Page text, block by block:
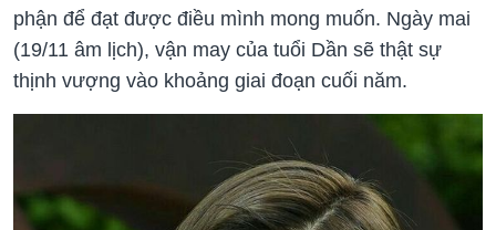
phận để đạt được điều mình mong muốn. Ngày mai
(19/11 âm lịch), vận may của tuổi Dần sẽ thật sự
thịnh vượng vào khoảng giai đoạn cuối năm.